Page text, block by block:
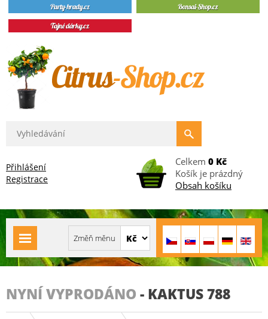
Přihlášení
Registrace
Celkem 0 Kč
Košík je prázdný
Obsah košíku
NYNÍ VYPRODÁNO - KAKTUS 788